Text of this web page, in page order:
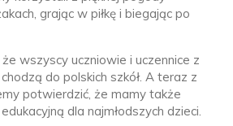
grając w piłkę i biegając po
wszyscy uczniowie i uczennice z
do polskich szkół. A teraz z
potwierdzić, że mamy także
dla najmłodszych dzieci.